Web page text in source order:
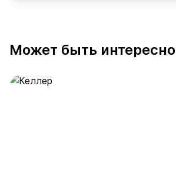
Может быть интересно